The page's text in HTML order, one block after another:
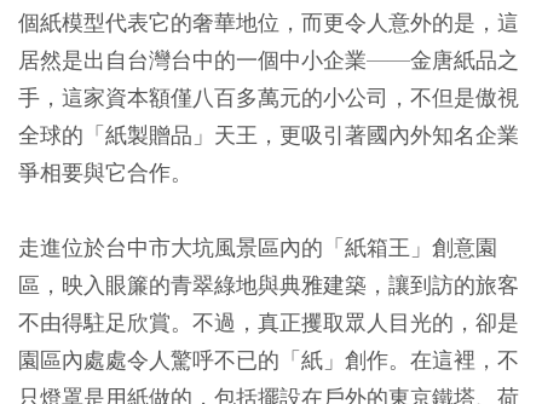
個紙模型代表它的奢華地位，而更令人意外的是，這
居然是出自台灣台中的一個中小企業——金唐紙品之
手，這家資本額僅八百多萬元的小公司，不但是傲視
全球的「紙製贈品」天王，更吸引著國內外知名企業
爭相要與它合作。
走進位於台中市大坑風景區內的「紙箱王」創意園
區，映入眼簾的青翠綠地與典雅建築，讓到訪的旅客
不由得駐足欣賞。不過，真正攫取眾人目光的，卻是
園區內處處令人驚呼不已的「紙」創作。在這裡，不
只燈罩是用紙做的，包括擺設在戶外的東京鐵塔、荷